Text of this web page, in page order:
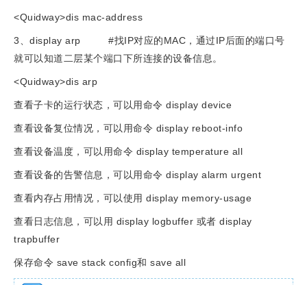
<Quidway>dis mac-address
3、display arp #找IP对应的MAC，通过IP后面的端口号
就可以知道二层某个端口下所连接的设备信息。
<Quidway>dis arp
查看子卡的运行状态，可以用命令 display device
查看设备复位情况，可以用命令 display reboot-info
查看设备温度，可以用命令 display temperature all
查看设备的告警信息，可以用命令 display alarm urgent
查看内存占用情况，可以使用 display memory-usage
查看日志信息，可以用 display logbuffer 或者 display
trapbuffer
保存命令 save stack config和 save all